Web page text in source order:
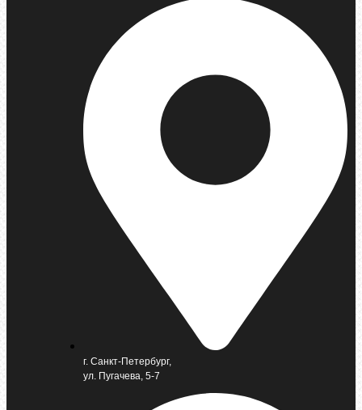
г. Санкт-Петербург,
ул. Пугачева, 5-7